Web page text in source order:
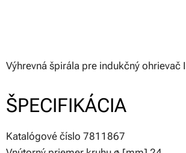
Výhrevná špirála pre indukčný ohrievač
ŠPECIFIKÁCIA
Katalógové číslo 7811867